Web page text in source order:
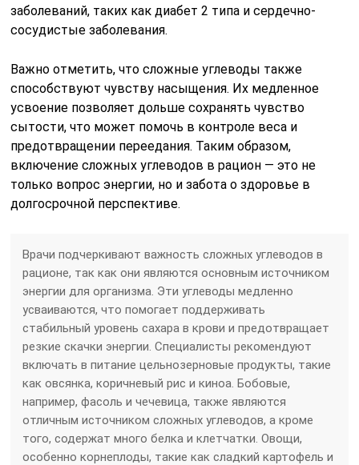
заболеваний, таких как диабет 2 типа и сердечно-
сосудистые заболевания.
Важно отметить, что сложные углеводы также
способствуют чувству насыщения. Их медленное
усвоение позволяет дольше сохранять чувство
сытости, что может помочь в контроле веса и
предотвращении переедания. Таким образом,
включение сложных углеводов в рацион — это не
только вопрос энергии, но и забота о здоровье в
долгосрочной перспективе.
Врачи подчеркивают важность сложных углеводов в
рационе, так как они являются основным источником
энергии для организма. Эти углеводы медленно
усваиваются, что помогает поддерживать
стабильный уровень сахара в крови и предотвращает
резкие скачки энергии. Специалисты рекомендуют
включать в питание цельнозерновые продукты, такие
как овсянка, коричневый рис и киноа. Бобовые,
например, фасоль и чечевица, также являются
отличным источником сложных углеводов, а кроме
того, содержат много белка и клетчатки. Овощи,
особенно корнеплоды, такие как сладкий картофель и